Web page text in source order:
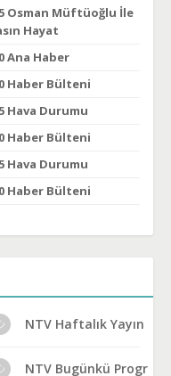
Osman Müftüoğlu İle
Hayat
Ana Haber
Haber Bülteni
Hava Durumu
Haber Bülteni
Hava Durumu
Haber Bülteni
NTV Haftalık Yayın
NTV Bugünkü